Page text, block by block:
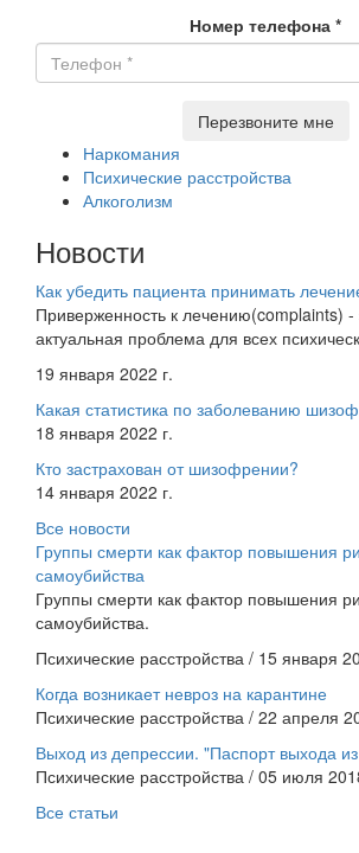
Номер телефона *
Перезвоните мне
Наркомания
Психические расстройства
Алкоголизм
Новости
Как убедить пациента принимать
Приверженность к лечению(complaints) -
актуальная проблема для всех
19 января 2022 г.
Какая статистика по заболеванию
18 января 2022 г.
Кто застрахован от шизофрении?
14 января 2022 г.
Все новости
Группы смерти как фактор повышения
самоубийства
Группы смерти как фактор повышения
самоубийства.
Психические расстройства / 15 января
Когда возникает невроз на карантине
Психические расстройства / 22 апреля
Выход из депрессии. "Паспорт выхода
Психические расстройства / 05 июля
Все статьи